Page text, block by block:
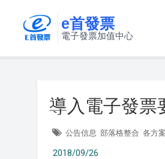
e首發票
電子發票加值中心
導入電子發票
公告信息 部落格整合 各方
2018/09/26